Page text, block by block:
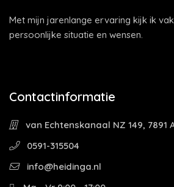
Met mijn jarenlange ervaring kijk ik
persoonlijke situatie en wensen.
Contactinformatie
van Echtenskanaal NZ 149, 7891
0591-315504
info@heidinga.nl